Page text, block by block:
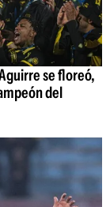
se floreó,
del